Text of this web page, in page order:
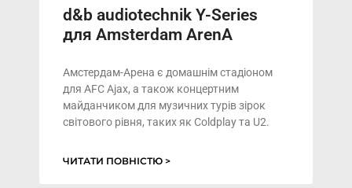
d&b audiotechnik Y-Series
для Amsterdam ArenA
Амстердам-Арена є домашнім стадіоном
для AFC Ajax, а також концертним
майданчиком для музичних турів зірок
світового рівня, таких як Coldplay та U2.
ЧИТАТИ ПОВНІСТЮ >